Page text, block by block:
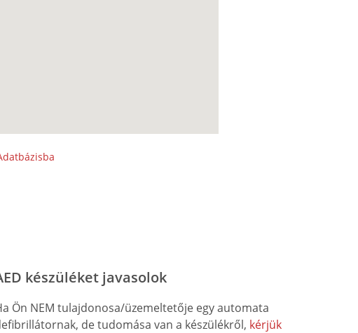
készüléket javasolok
Ön NEM tulajdonosa/üzemeltetője egy automata
de tudomása van a készülékről, kérjük